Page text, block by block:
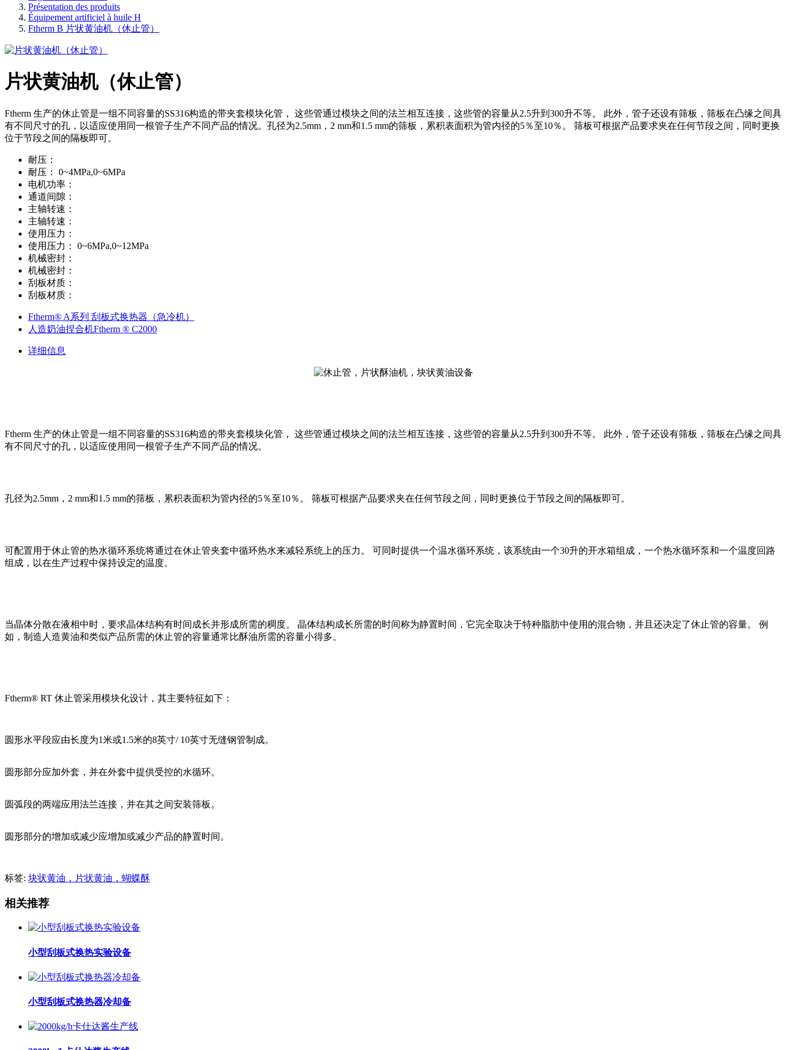
Présentation des produits
Équipement artificiel à huile H
Ftherm B 片状黄油机（休止管）
片状黄油机（休止管）
Ftherm 生产的休止管是一组不同容量的SS316构造的带夹套模块化管， 这些管通过模块之间的法兰相互连接，这些管的容量从2.5升到300升不等。 此外，管子还设有筛板，筛板在凸缘之间具
有不同尺寸的孔，以适应使用同一根管子生产不同产品的情况。孔径为2.5mm，2 mm和1.5 mm的筛板，累积表面积为管内径的5％至10％。 筛板可根据产品要求夹在任何节段之间，同时更换
位于节段之间的隔板即可。
耐压：
耐压：
0~4MPa,0~6MPa
电机功率：
通道间隙：
主轴转速：
主轴转速：
使用压力：
使用压力：
0~6MPa,0~12MPa
机械密封：
机械密封：
刮板材质：
刮板材质：
Ftherm® A系列 刮板式换热器（急冷机）
人造奶油捏合机Ftherm ® C2000
详细信息
Ftherm 生产的休止管是一组不同容量的SS316构造的带夹套模块化管， 这些管通过模块之间的法兰相互连接，这些管的容量从2.5升到300升不等。 此外，管子还设有筛板，筛板在凸缘之间具
有不同尺寸的孔，以适应使用同一根管子生产不同产品的情况。
孔径为2.5mm，2 mm和1.5 mm的筛板，累积表面积为管内径的5％至10％。 筛板可根据产品要求夹在任何节段之间，同时更换位于节段之间的隔板即可。
可配置用于休止管的热水循环系统将通过在休止管夹套中循环热水来减轻系统上的压力。 可同时提供一个温水循环系统，该系统由一个30升的开水箱组成，一个热水循环泵和一个温度回路
组成，以在生产过程中保持设定的温度。
当晶体分散在液相中时，要求晶体结构有时间成长并形成所需的稠度。 晶体结构成长所需的时间称为静置时间，它完全取决于特种脂肪中使用的混合物，并且还决定了休止管的容量。 例
如，制造人造黄油和类似产品所需的休止管的容量通常比酥油所需的容量小得多。
Ftherm® RT 休止管采用模块化设计，其主要特征如下：
圆形水平段应由长度为1米或1.5米的8英寸/ 10英寸无缝钢管制成。
圆形部分应加外套，并在外套中提供受控的水循环。
圆弧段的两端应用法兰连接，并在其之间安装筛板。
圆形部分的增加或减少应增加或减少产品的静置时间。
标签: 块状黄油，片状黄油，蝴蝶酥
相关推荐
小型刮板式换热实验设备
小型刮板式换热器冷却备